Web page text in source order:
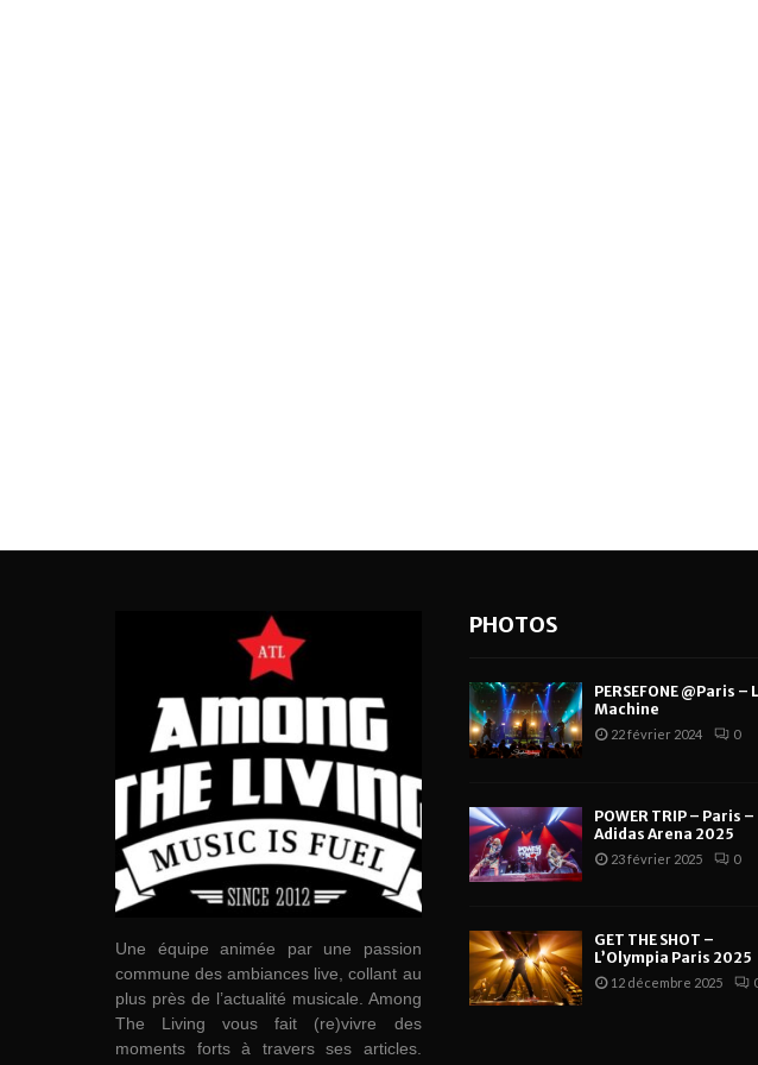
Une équipe animée par une passion
commune des ambiances live, collant au
plus près de l’actualité musicale. Among
The Living vous fait (re)vivre des
moments forts à travers ses articles.
PHOTOS
PERSEFONE @Paris –
Machine
22 février 2024 0
POWER TRIP – Paris –
Adidas Arena 2025
23 février 2025 0
GET THE SHOT –
L’Olympia Paris 2025
12 décembre 2025